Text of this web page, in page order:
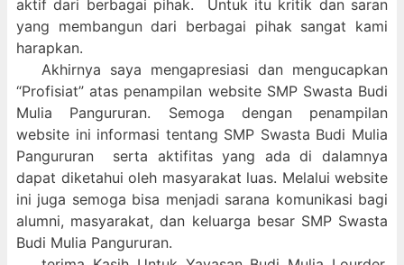
aktif dari berbagai pihak. Untuk itu kritik dan saran
yang membangun dari berbagai pihak sangat kami
harapkan.
Akhirnya saya mengapresiasi dan mengucapkan
“Profisiat” atas penampilan website SMP Swasta Budi
Mulia Pangururan. Semoga dengan penampilan
website ini informasi tentang SMP Swasta Budi Mulia
Pangururan serta aktifitas yang ada di dalamnya
dapat diketahui oleh masyarakat luas. Melalui website
ini juga semoga bisa menjadi sarana komunikasi bagi
alumni, masyarakat, dan keluarga besar SMP Swasta
Budi Mulia Pangururan.